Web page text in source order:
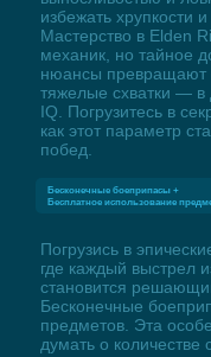
избежать хрупкости
Мастерство в Elden
механик, но тайное
нюансы превращают
тяжелые схватки — в
IQ. Погрузитесь в
как этот параметр
побед.
Бесконечные боеприпасы +
Бесплатное использование
Погрузись в
где каждый выстрел
становится
Бесконечные
предметов. Эта
думать о количестве